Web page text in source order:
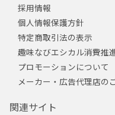
採用情報
個人情報保護方針
特定商取引法の表示
趣味なびエシカル消費推
プロモーションについて
メーカー・広告代理店の
関連サイト